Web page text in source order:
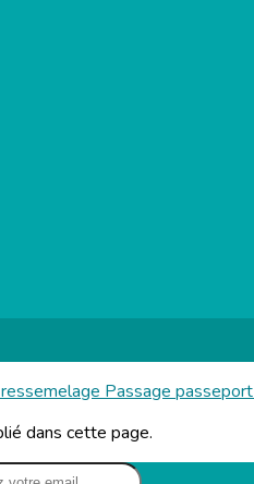
Passage passeport
dans cette page.